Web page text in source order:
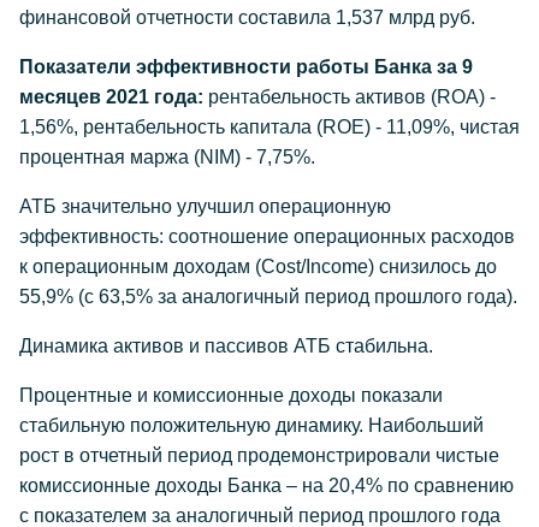
финансовой отчетности составила 1,537 млрд руб.
Показатели эффективности работы Банка за 9
месяцев 2021 года: рентабельность активов (ROA) -
1,56%, рентабельность капитала (ROE) - 11,09%, чистая
процентная маржа (NIM) - 7,75%.
АТБ значительно улучшил операционную
эффективность: соотношение операционных расходов
к операционным доходам (Cost/Income) снизилось до
55,9% (c 63,5% за аналогичный период прошлого года).
Динамика активов и пассивов АТБ стабильна.
Процентные и комиссионные доходы показали
стабильную положительную динамику. Наибольший
рост в отчетный период продемонстрировали чистые
комиссионные доходы Банка – на 20,4% по сравнению
с показателем за аналогичный период прошлого года